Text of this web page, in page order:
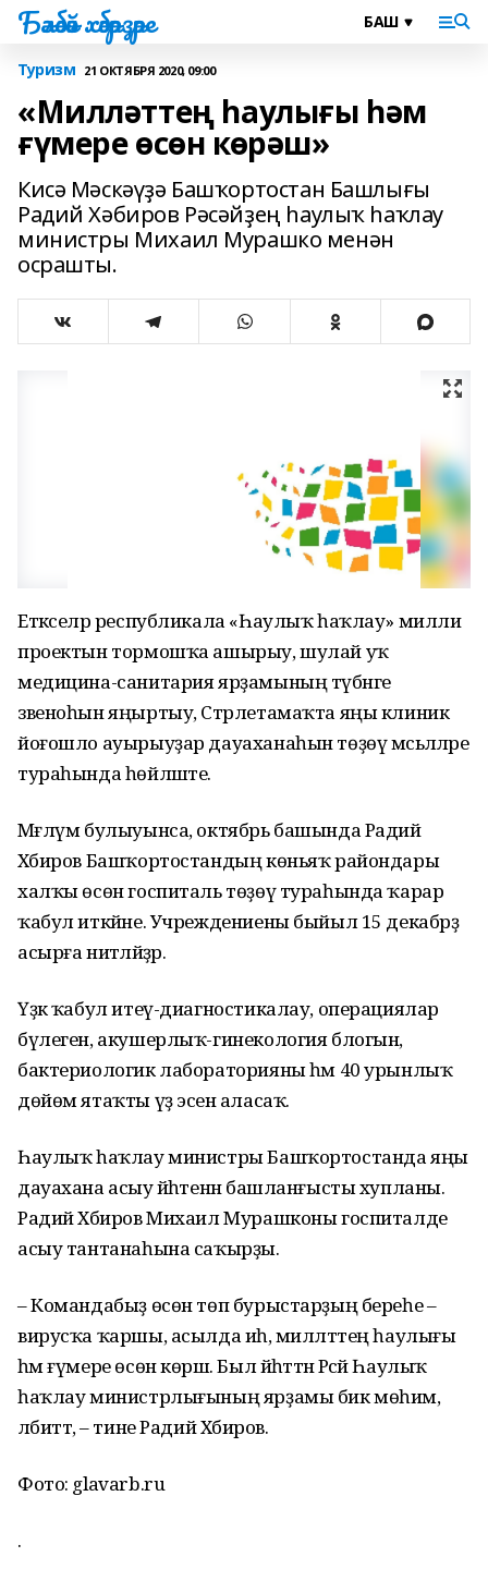
Бәләбәй хәбәрҙәре
Туризм 21 ОКТЯБРЯ 2020, 09:00
«Милләттең һаулығы һәм
ғүмере өсөн көрәш»
Кисә Мәскәүҙә Башҡортостан Башлығы
Радий Хәбиров Рәсәйҙең һаулыҡ һаҡлау
министры Михаил Мурашко менән
осрашты.
Етәкселәр республикала «Һаулыҡ һаҡлау» милли
проектын тормошҡа ашырыу, шулай уҡ
медицина-санитария ярҙамының түбәнге
звеноһын яңыртыу, Стәрлетамаҡта яңы клиник
йоғошло ауырыуҙар дауаханаһын төҙөү мәсьәләләре
тураһында һөйләште.
Мәғлүм булыуынса, октябрь башында Радий
Хәбиров Башҡортостандың көньяҡ райондары
халҡы өсөн госпиталь төҙөү тураһында ҡарар
ҡабул иткәйне. Учреждениены быйыл 15 декабрҙә
асырға ниәтләйҙәр.
Үҙәк ҡабул итеү-диагностикалау, операциялар
бүлеген, акушерлыҡ-гинекология блогын,
бактериологик лабораторияны һәм 40 урынлыҡ
дөйөм ятаҡты үҙ эсенә аласаҡ.
Һаулыҡ һаҡлау министры Башҡортостанда яңы
дауахана асыу йәһәтенән башланғысты хупланы.
Радий Хәбиров Михаил Мурашконы госпиталде
асыу тантанаһына саҡырҙы.
– Командабыҙ өсөн төп бурыстарҙың береһе –
вирусҡа ҡаршы, асылда иһә, милләттең һаулығы
һәм ғүмере өсөн көрәш. Был йәһәттән Рәсәй Һаулыҡ
һаҡлау министрлығының ярҙамы бик мөһим,
әлбиттә, – тине Радий Хәбиров.
Фото: glavarb.ru
.